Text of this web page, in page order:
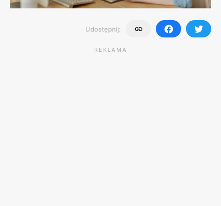
Udostępnij:
REKLAMA